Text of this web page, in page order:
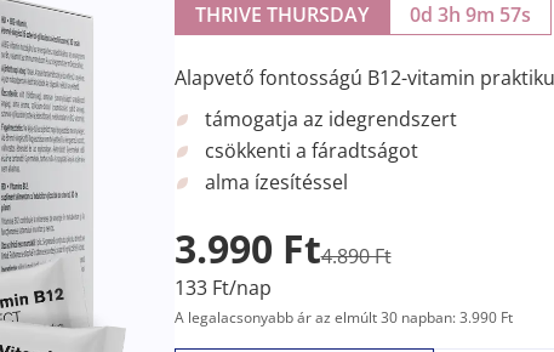
THRIVE THURSDAY
0d 3h 9m 56s
Alapvető fontosságú B12-vitamin
támogatja az idegrendszert
csökkenti a fáradtságot
alma ízesítéssel
3.990 Ft4.890 Ft
133 Ft/nap
A legalacsonyabb ár az elmúlt 30 napban: 3.990 Ft